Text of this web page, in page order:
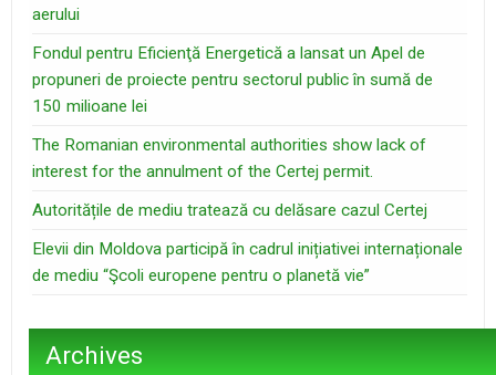
aerului
Fondul pentru Eficienţă Energetică a lansat un Apel de
propuneri de proiecte pentru sectorul public în sumă de
150 milioane lei
The Romanian environmental authorities show lack of
interest for the annulment of the Certej permit.
Autoritățile de mediu tratează cu delăsare cazul Certej
Elevii din Moldova participă în cadrul inițiativei internaționale
de mediu “Şcoli europene pentru o planetă vie”
Archives